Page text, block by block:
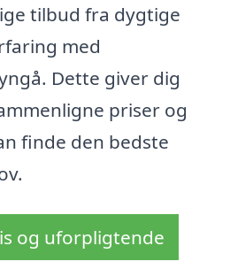
tilbud fra dygtige
med
Dette giver dig
priser og
finde den bedste
og uforpligtende